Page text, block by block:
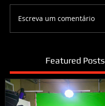
Escreva um comentário
Featured Posts